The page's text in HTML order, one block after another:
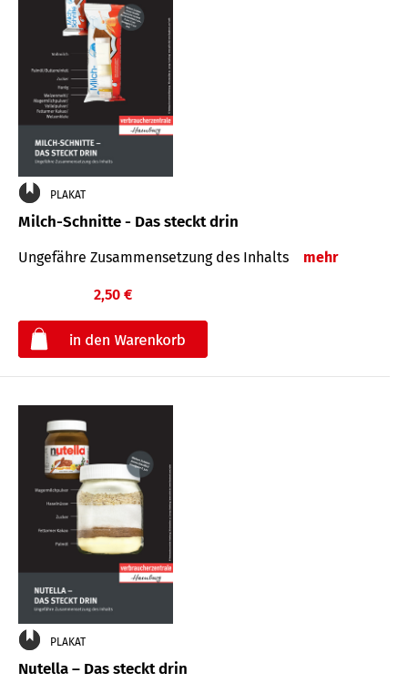
PLAKAT
Milch-Schnitte - Das steckt drin
Ungefähre Zu­sammen­setzung des Inhalts mehr
2,50 €
PLAKAT
Nutella – Das steckt drin